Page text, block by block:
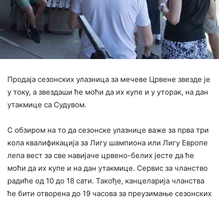
Продаја сезонских улазница за мечеве Црвене звезде је
у току, а звездаши ће моћи да их купе и у уторак, на дан
утакмице са Судувом.
С обзиром на то да сезонске улазнице важе за прва три
кола квалификација за Лигу шампиона или Лигу Европе
лепа вест за све навијаче црвено-белих јесте да ће
моћи да их купе и на дан утакмице. Сервис за чланство
радиће од 10 до 18 сати. Такође, канцеларија чланства
ће бити отворена до 19 часова за преузимање сезонских